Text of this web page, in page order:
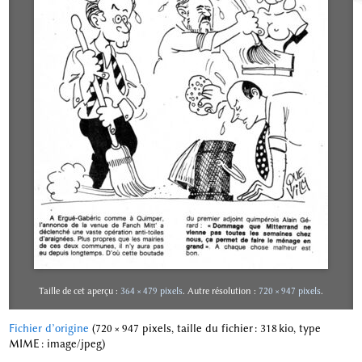
Taille de cet aperçu : 364 × 479 pixels. Autre résolution : 720 × 947 pixels.
Fichier d’origine (720 × 947 pixels, taille du fichier : 318 kio, type
MIME : image/jpeg)